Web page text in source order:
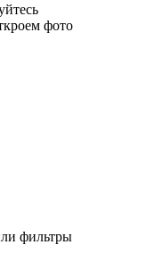
фото
фильтры